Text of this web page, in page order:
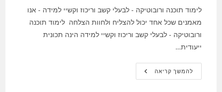
לימוד תוכנה ורובוטיקה - לבעלי קשב וריכוז וקשיי למידה - אנו
מאמנים שכל אחד יכול להצליח ולחוות הצלחה לימוד תוכנה
ורובוטיקה - לבעלי קשב וריכוז וקשיי למידה הינה תכונית
ייעודית…
להמשך קריאהלימוד
תוכנה